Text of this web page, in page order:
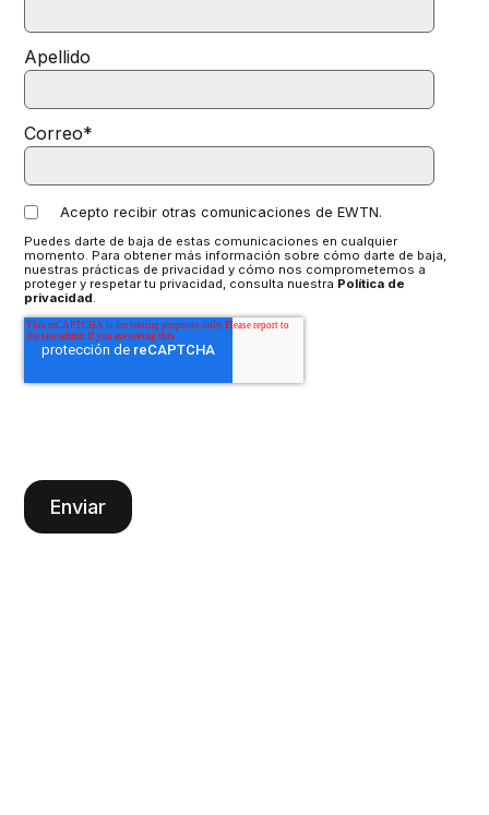
Apellido
Correo*
Acepto recibir otras comunicaciones de EWTN.
Puedes darte de baja de estas comunicaciones en cualquier
momento. Para obtener más información sobre cómo darte de baja,
nuestras prácticas de privacidad y cómo nos comprometemos a
proteger y respetar tu privacidad, consulta nuestra Política de
privacidad.